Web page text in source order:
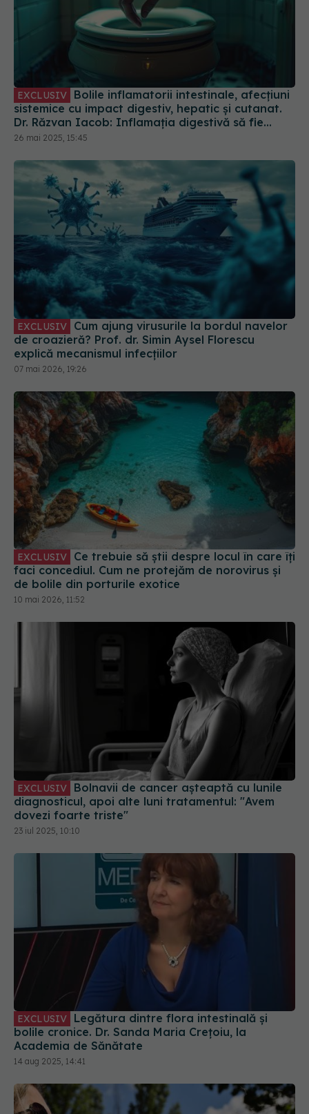
sistemice cu impact digestiv, hepatic și cutanat.
Dr. Răzvan Iacob: Inflamația digestivă să fie
stăpânită
26 mai 2025, 15:45
EXCLUSIV Cum ajung virusurile la bordul navelor
de croazieră? Prof. dr. Simin Aysel Florescu
explică mecanismul infecțiilor
07 mai 2026, 19:26
EXCLUSIV Ce trebuie să știi despre locul în care îți
faci concediul. Cum ne protejăm de norovirus și
de bolile din porturile exotice
10 mai 2026, 11:52
diagnosticul, apoi alte luni tratamentul: "Avem
dovezi foarte triste"
EXCLUSIV
bolile cronice. Dr. Sanda Maria Crețoiu, la
Academia de Sănătate
14 aug 2025, 14:41